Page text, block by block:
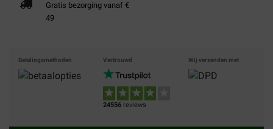
Gratis bezorging vanaf €
49
Betalingsmethoden Vertrouwd
24556 reviews
Wij verzenden met